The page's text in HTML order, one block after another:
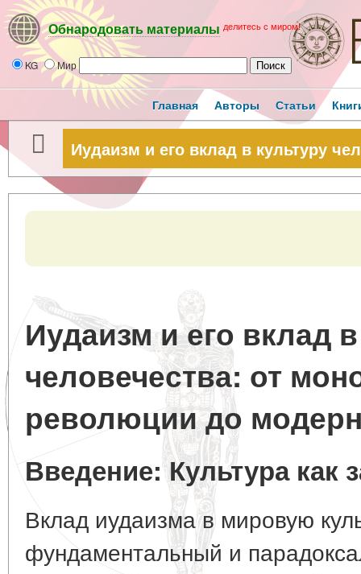
Обнародовать материалы делитесь с миром!
KG Мир
Главная Авторы Статьи
Иудаизм и его вклад в культуру
Иудаизм и его вклад
человечества: от
революции до
Введение: Культура как
Вклад иудаизма в мировую
фундаментальный и